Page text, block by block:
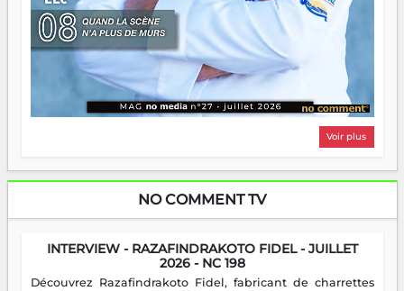
Voir plus
NO COMMENT TV
INTERVIEW - RAZAFINDRAKOTO FIDEL - JUILLET
2026 - NC 198
Découvrez Razafindrakoto Fidel, fabricant de charrettes